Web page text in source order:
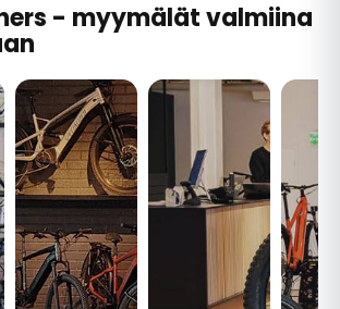
- myymälät valmiina